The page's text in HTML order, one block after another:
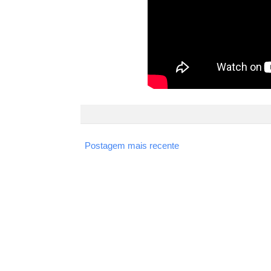
Postagem mais recente